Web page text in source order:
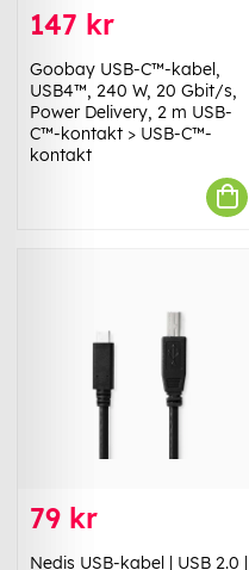
147 kr
Goobay USB-C™-kabel,
USB4™, 240 W, 20 Gbit/s,
Power Delivery, 2 m USB-
C™-kontakt > USB-C™-
kontakt
79 kr
Nedis USB-kabel | USB 2.0 |